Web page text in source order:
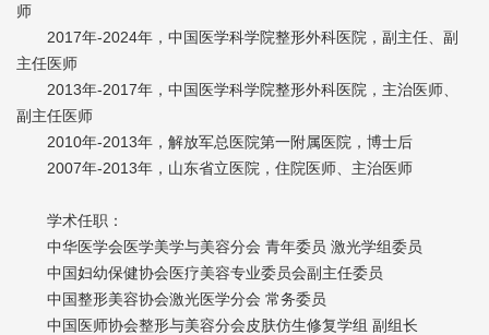
师
2017年-2024年，中国医学科学院整形外科医院，副主任、副
主任医师
2013年-2017年，中国医学科学院整形外科医院，主治医师、
副主任医师
2010年-2013年，解放军总医院第一附属医院，博士后
2007年-2013年，山东省立医院，住院医师、主治医师
学术任职：
中华医学会医学美学与美容分会 青年委员 激光学组委员
中国妇幼保健协会医疗美容专业委员会副主任委员
中国整形美容协会激光医学分会 常务委员
中国医师协会整形与美容分会皮肤仿生修复学组 副组长